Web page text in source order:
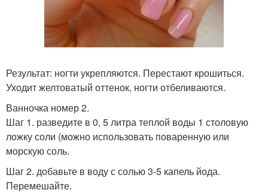
Результат: ногти укрепляются. Перестают крошиться.
Уходит желтоватый оттенок, ногти отбеливаются.
Ванночка номер 2.
Шаг 1. разведите в 0, 5 литра теплой воды 1 столовую
ложку соли (можно использовать поваренную или
морскую соль.
Шаг 2. добавьте в воду с солью 3-5 капель йода.
Перемешайте.